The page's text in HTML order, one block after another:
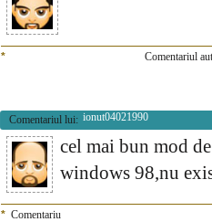
* Comentariul
Comentariul lui: ionut04021990
cel mai bun mod
windows 98,nu
* Comentariu